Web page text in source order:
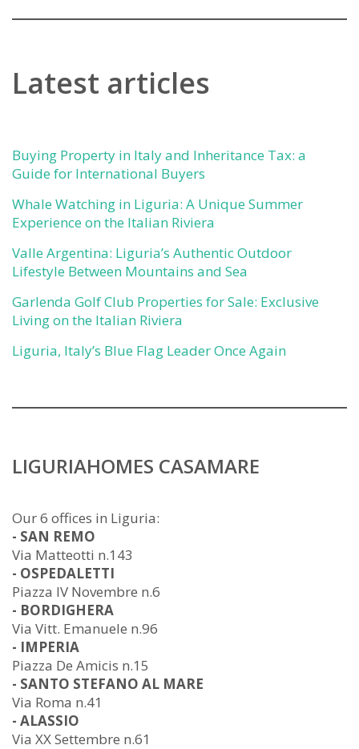
Latest articles
Buying Property in Italy and Inheritance Tax: a
Guide for International Buyers
Whale Watching in Liguria: A Unique Summer
Experience on the Italian Riviera
Valle Argentina: Liguria’s Authentic Outdoor
Lifestyle Between Mountains and Sea
Garlenda Golf Club Properties for Sale: Exclusive
Living on the Italian Riviera
Liguria, Italy’s Blue Flag Leader Once Again
LIGURIAHOMES CASAMARE
Our 6 offices in Liguria:
- SAN REMO
Via Matteotti n.143
- OSPEDALETTI
Piazza IV Novembre n.6
- BORDIGHERA
Via Vitt. Emanuele n.96
- IMPERIA
Piazza De Amicis n.15
- SANTO STEFANO AL MARE
Via Roma n.41
- ALASSIO
Via XX Settembre n.61